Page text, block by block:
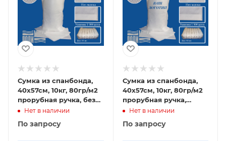
Сумка из спанбонда,
40х57см, 10кг, 80гр/м2
прорубная ручка, без
логотипа, белый
Нет в наличии
По запросу
Сумка из спанбонда,
40х57см, 10кг, 80гр/м2
прорубная ручка,
флексопечать
Нет в наличии
По запросу